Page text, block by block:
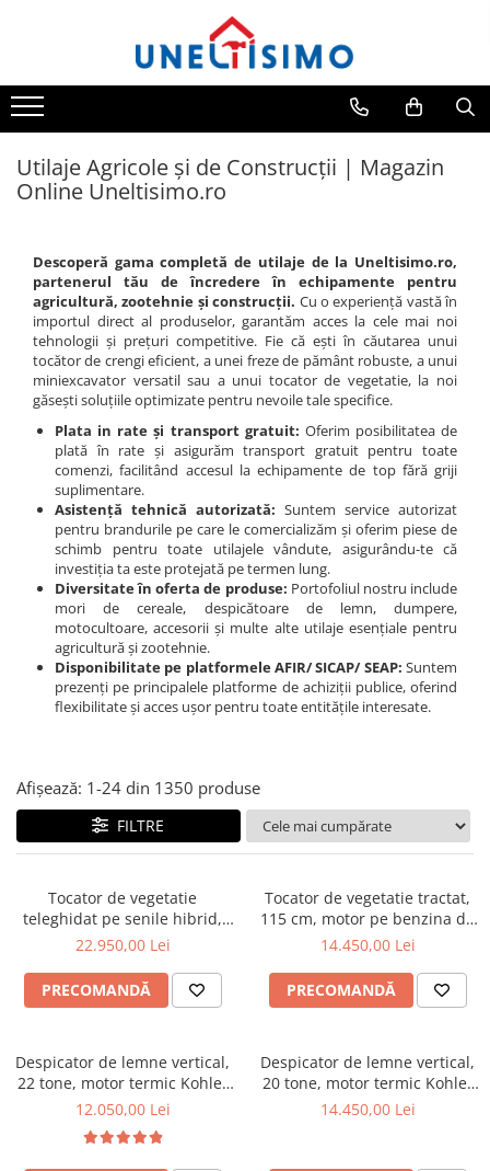
Prelucrare biomasa
Aspiratoare si suflante frunze
Balotiere
Despicatoare hidraulice
Despicatoare priza tractor PTO
Fierastraie circulare lemne
Infoliatoare
Linii taiere si despicare
Masini de maturat
Mori de cereale
Polizoare de cioturi pomi
Tocatoare electrice
Tocatoare hidraulice
Tocatoare pe benzina
Tocatoare priza PTO tractor
Utilaje de fabricat peleti
Transport si manipulare
Dumpere si roabe
Benzi transportoare
Incarcatoare telescopice rotative
Motostivuitoare
Nacele
Remorci
Remorci agricole
Remorci Tehnologice
Sisteme spalat
Transpaleti si stivuitoare
Trolii forestiere
Prelucrarea solului
Accesorii utilaje
Colectoare de piatra
Grape
Pluguri
Pluguri de zapada
Sisteme foraj si burghie pamant
Tamburi de nivelare
Miniexcavatoare
Buldoexcavatoare
Cupe
Excavatoare
Freze de zapada
Incarcatoare frontale
Masini batut stalpi
Masini de sapat santuri
Mini-Buldoexcavatoare
Motocultoare si accesorii
Retroexcavatoare
Afanatoare
Freze de pamant
Piese de schimb
Piese schimb Dumpere si Roabe
Piese schimb Tocatoare Vegetatie
Cosire si tocare vegetatie
Tocatoare de vegetatie
Tocatoare de vegetatie teleghidate
Tocatoare vegetatie cardan tractor
Tocatoare vegetatie motor termic
Cositoare
Tractorase de tuns iarba
Greble rotative
Motocositoare
Protectia si ingrijirea plantelor
Atomizoare
Instalatii erbicidat
Tamburi irigatii
Utilaje Agricole și de Construcții | Magazin
Online Uneltisimo.ro
Descoperă gama completă de utilaje de la Uneltisimo.ro,
partenerul tău de încredere în echipamente pentru
agricultură, zootehnie și construcții. Cu o experiență vastă în
importul direct al produselor, garantăm acces la cele mai noi
tehnologii și prețuri competitive. Fie că ești în căutarea unui
tocător de crengi eficient, a unei freze de pământ robuste, a unui
miniexcavator versatil sau a unui tocator de vegetatie, la noi
găsești soluțiile optimizate pentru nevoile tale specifice.
Plata in rate și transport gratuit: Oferim posibilitatea de
plată în rate și asigurăm transport gratuit pentru toate
comenzi, facilitând accesul la echipamente de top fără griji
suplimentare.
Asistență tehnică autorizată: Suntem service autorizat
pentru brandurile pe care le comercializăm și oferim piese de
schimb pentru toate utilajele vândute, asigurându-te că
investiția ta este protejată pe termen lung.
Diversitate în oferta de produse: Portofoliul nostru include
mori de cereale, despicătoare de lemn, dumpere,
motocultoare, accesorii și multe alte utilaje esențiale pentru
agricultură și zootehnie.
Disponibilitate pe platformele AFIR/ SICAP/ SEAP: Suntem
prezenți pe principalele platforme de achiziții publice, oferind
flexibilitate și acces ușor pentru toate entitățile interesate.
Afișează: 1-24 din 1350 produse
FILTRE
Tocator de vegetatie
teleghidat pe senile hibrid,
benzina, 120 cm, motor
RSC120PRO Hibrid
22.950,00 Lei
PRECOMANDĂ
Tocator de vegetatie tractat,
115 cm, motor pe benzina de
15 CP, Jansen AT-120
14.450,00 Lei
PRECOMANDĂ
Despicator de lemne vertical,
22 tone, motor termic Kohler
6.5 CP, Jansen HS-22A62
12.050,00 Lei
Despicator de lemne vertical,
20 tone, motor termic Kohler
de 6.5CP, Jansen HS-20H110
14.450,00 Lei